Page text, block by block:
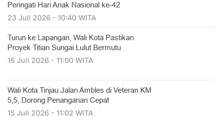
Peringati Hari Anak Nasional ke-42
23 Juli 2026 - 10:40 WITA
Turun ke Lapangan, Wali Kota Pastikan
Proyek Titian Sungai Lulut Bermutu
16 Juli 2026 - 11:00 WITA
​Wali Kota Tinjau Jalan Ambles di Veteran KM
5,5, Dorong Penanganan Cepat
15 Juli 2026 - 11:02 WITA